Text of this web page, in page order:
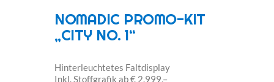
NOMADIC PROMO-KIT
„CITY NO. 1“
Hinterleuchtetes Faltdisplay
Inkl. Stoffgrafik ab € 2.999,–